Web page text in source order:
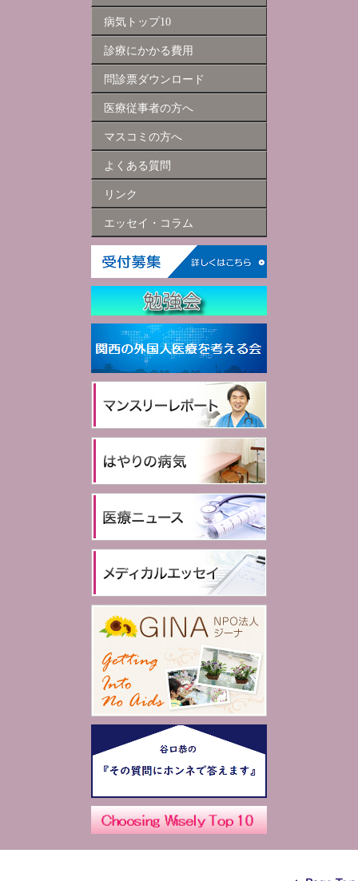
病気トップ10
診療にかかる費用
問診票ダウンロード
医療従事者の方へ
マスコミの方へ
よくある質問
リンク
エッセイ・コラム